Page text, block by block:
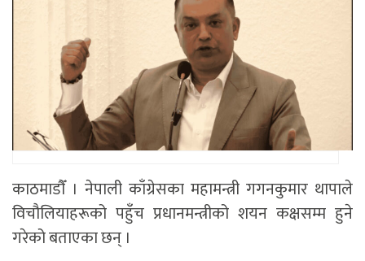
काठमाडाैँ । नेपाली काँग्रेसका महामन्त्री गगनकुमार थापाले
विचौलियाहरूको पहुँच प्रधानमन्त्रीको शयन कक्षसम्म हुने
गरेको बताएका छन् ।